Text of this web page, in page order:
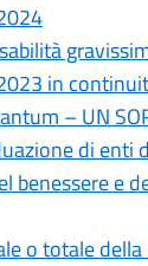
in
– UN
di enti
benessere e
o totale